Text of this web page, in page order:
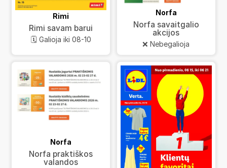
Rimi
Rimi savam barui
🗓️ Galioja iki 08-10
Norfa
Norfa savaitgalio
akcijos
❌ Nebegalioja
Norfa
Norfa praktiškos
valandos